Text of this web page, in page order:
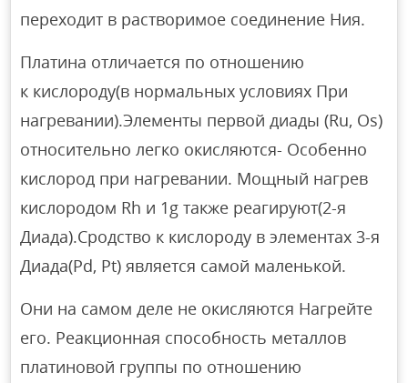
переходит в растворимое соединение Ния.
Платина отличается по отношению
к кислороду(в нормальных условиях При
нагревании).Элементы первой диады (Ru, Os)
относительно легко окисляются- Особенно
кислород при нагревании. Мощный нагрев
кислородом Rh и 1g также реагируют(2-я
Диада).Сродство к кислороду в элементах 3-я
Диада(Pd, Pt) является самой маленькой.
Они на самом деле не окисляются Нагрейте
его. Реакционная способность металлов
платиновой группы по отношению